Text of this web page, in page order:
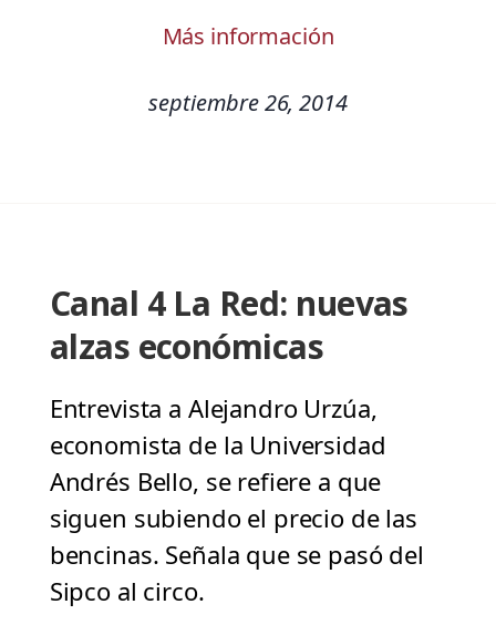
Más información
septiembre 26, 2014
Canal 4 La Red: nuevas
alzas económicas
Entrevista a Alejandro Urzúa,
economista de la Universidad
Andrés Bello, se refiere a que
siguen subiendo el precio de las
bencinas. Señala que se pasó del
Sipco al circo.